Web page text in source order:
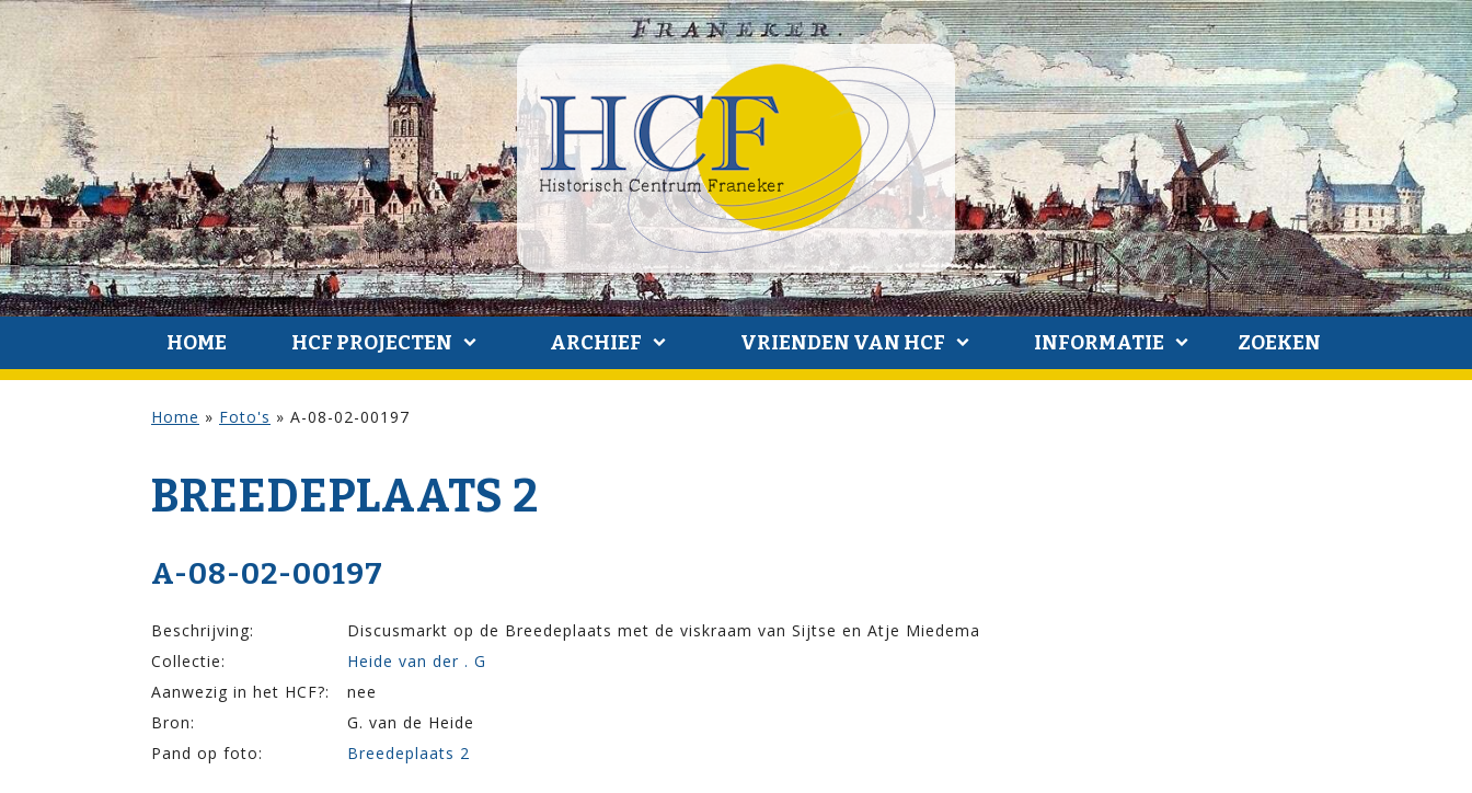
HOME HCF PROJECTEN ARCHIEF VRIENDEN VAN HCF INFORMATIE ZOEKEN
Home » Foto's » A-08-02-00197
BREEDEPLAATS 2
A-08-02-00197
Beschrijving:
Discusmarkt op de Breedeplaats met de viskraam van Sijtse en Atje Miedema
Collectie:
Heide van der . G
Aanwezig in het HCF?:
nee
Bron:
G. van de Heide
Pand op foto:
Breedeplaats 2